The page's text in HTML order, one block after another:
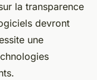
la transparence
devront
une